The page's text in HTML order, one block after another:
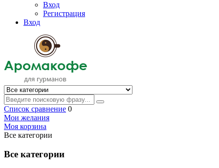
Вход
Регистрация
Вход
Список сравнение 0
Мои желания
Моя корзина
Все категории
Все категории